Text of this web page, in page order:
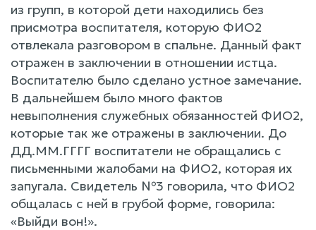
из групп, в которой дети находились без
присмотра воспитателя, которую ФИО2
отвлекала разговором в спальне. Данный факт
отражен в заключении в отношении истца.
Воспитателю было сделано устное замечание.
В дальнейшем было много фактов
невыполнения служебных обязанностей ФИО2,
которые так же отражены в заключении. До
ДД.ММ.ГГГГ воспитатели не обращались с
письменными жалобами на ФИО2, которая их
запугала. Свидетель №3 говорила, что ФИО2
общалась с ней в грубой форме, говорила:
«Выйди вон!».